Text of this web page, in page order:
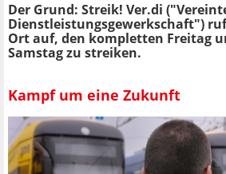
Der Grund: Streik! Ver.di
Dienstleistungsgewerkschaft")
Ort auf, den kompletten Freitag
Samstag zu streiken.
Kampf um eine Zukunft